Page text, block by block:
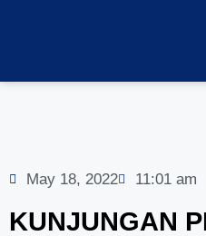
May 18, 2022 11:01 am
KUNJUNGAN